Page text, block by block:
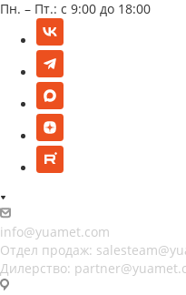
Пн. – Пт.: с 9:00 до 18:00
info@yuamet.com
Отдел продаж:
Дилерство: